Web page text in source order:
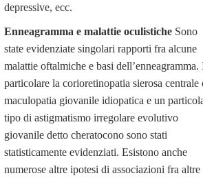
depressive, ecc.
Enneagramma e malattie oculistiche Sono
state evidenziate singolari rapporti fra alcune
malattie oftalmiche e basi dell’enneagramma.
particolare la corioretinopatia sierosa centrale
maculopatia giovanile idiopatica e un
tipo di astigmatismo irregolare evolutivo
giovanile detto cheratocono sono stati
statisticamente evidenziati. Esistono anche
numerose altre ipotesi di associazioni fra altre